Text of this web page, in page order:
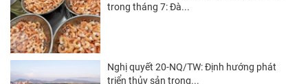
trong tháng 7: Đà...
Nghị quyết 20-NQ/TW: Định hướng phát
triển thủy sản trong...